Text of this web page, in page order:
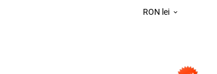
RON lei 